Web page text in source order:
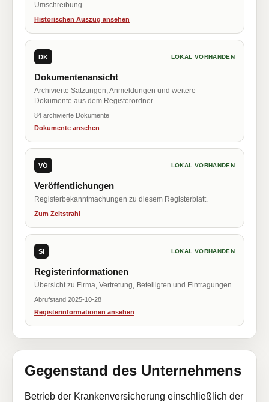
Umschreibung.
Historischen Auszug ansehen
DK LOKAL VORHANDEN
Dokumentenansicht
Archivierte Satzungen, Anmeldungen und weitere
Dokumente aus dem Registerordner.
84 archivierte Dokumente
Dokumente ansehen
VÖ LOKAL VORHANDEN
Veröffentlichungen
Registerbekanntmachungen zu diesem Registerblatt.
Zum Zeitstrahl
SI LOKAL VORHANDEN
Registerinformationen
Übersicht zu Firma, Vertretung, Beteiligten und Eintragungen.
Abrufstand 2025-10-28
Registerinformationen ansehen
Gegenstand des Unternehmens
Betrieb der Krankenversicherung einschließlich der